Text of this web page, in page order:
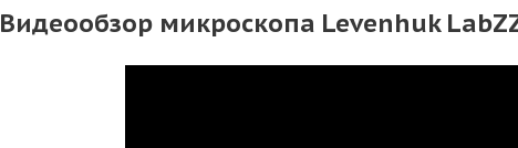
Видеообзор микроскопа Levenhuk